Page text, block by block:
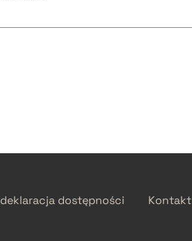
deklaracja dostępności Kontakt